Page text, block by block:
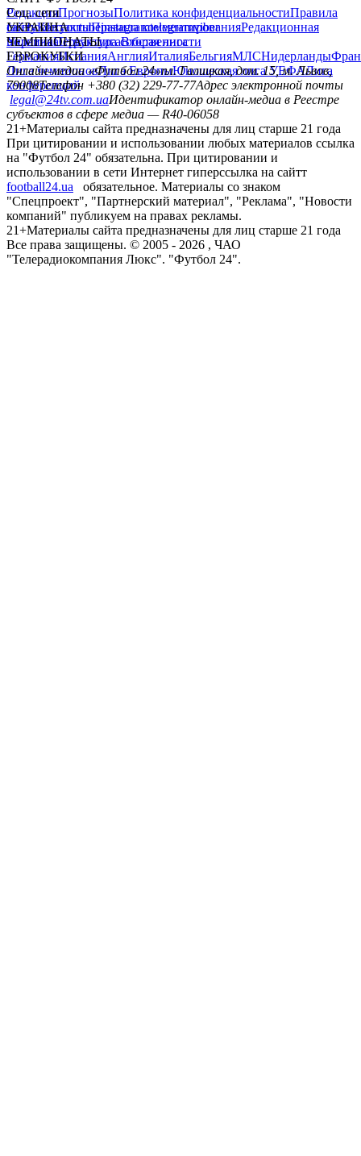
РедакцияПрогнозыПолитика конфиденциальностиПравила
сайтуКонтактыПравила комментированияРедакционная
политикаСтруктура собственности
Соц. сети
facebookxyoutubeinstagramtelegramviber
УКРАИНА
УкраинаПервая лигаВторая лига
ЧЕМПИОНАТЫ
ГерманияИспанияАнглияИталияБельгияМЛСНидерланды
ЕВРОКУБКИ
Лига чемпионовЛига ЕвропыЮношеская лига УЕФАЛига
конференций
Онлайн-медиа «Футбол 24»пл. Галицкая, дом. 15, м. Львов,
79008Телефон +380 (32) 229-77-77Адрес электронной почты
legal@24tv.com.uaИдентификатор онлайн-медиа в Реестре
субъектов в сфере медиа — R40-06058
21+Материалы сайта предназначены для лиц старше 21 года
При цитировании и использовании любых материалов ссылка
на "Футбол 24" обязательна. При цитировании и
использовании в сети Интернет гиперссылка на сайтт
football24.ua
обязательное. Материалы со знаком
"Спецпроект", "Партнерский материал", "Реклама", "Новости
компаний" публикуем на правах рекламы.
21+Материалы сайта предназначены для лиц старше 21 года
Все права защищены. © 2005 - 2026 , ЧАО
"Телерадиокомпания Люкс". "Футбол 24".